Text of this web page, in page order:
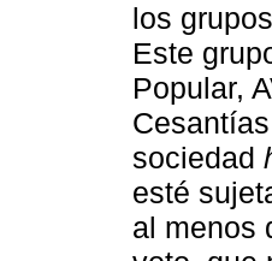
los
Este
Popular,
sociedad
esté
al menos